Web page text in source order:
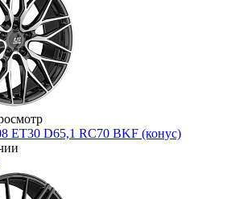
ET30 D65,1 RC70 BKF (конус)